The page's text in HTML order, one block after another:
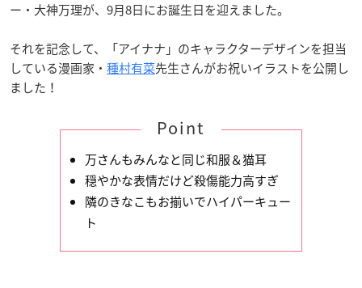
ー・大神万理が、9月8日にお誕生日を迎えました。
それを記念して、「アイナナ」のキャラクターデザインを担当
している漫画家・ 種村有菜先生さんがお祝いイラストを公開し
ました！
Point
万さんもみんなと同じ和服＆猫耳
穏やかな表情だけど殺傷能力高すぎ
隣のきなこもお揃いでハイパーキュー
ト